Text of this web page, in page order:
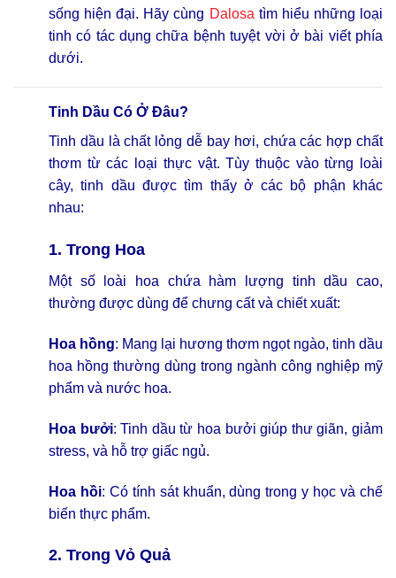
sống hiện đại. Hãy cùng Dalosa tìm hiểu những loại
tinh có tác dụng chữa bệnh tuyệt vời ở bài viết phía
dưới.
Tinh Dầu Có Ở Đâu?
Tinh dầu là chất lỏng dễ bay hơi, chứa các hợp chất
thơm từ các loại thực vật. Tùy thuộc vào từng loài
cây, tinh dầu được tìm thấy ở các bộ phận khác
nhau:
1. Trong Hoa
Một số loài hoa chứa hàm lượng tinh dầu cao,
thường được dùng để chưng cất và chiết xuất:
Hoa hồng: Mang lại hương thơm ngọt ngào, tinh dầu
hoa hồng thường dùng trong ngành công nghiệp mỹ
phẩm và nước hoa.
Hoa bưởi: Tinh dầu từ hoa bưởi giúp thư giãn, giảm
stress, và hỗ trợ giấc ngủ.
Hoa hồi: Có tính sát khuẩn, dùng trong y học và chế
biến thực phẩm.
2. Trong Vỏ Quả